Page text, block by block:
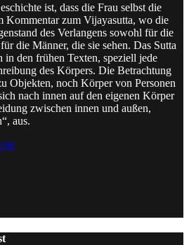
ist, dass die Frau selbst die
Kommentar zum Vijayasutta, wo die
des Verlangens sowohl für die
die Männer, die sie sehen. Das Sutta
in den frühen Texten, speziell jede
des Körpers. Die Betrachtung
Objekten, noch Körper von Personen
nach innen auf den eigenen Körper
zwischen innen und außen,
aus.